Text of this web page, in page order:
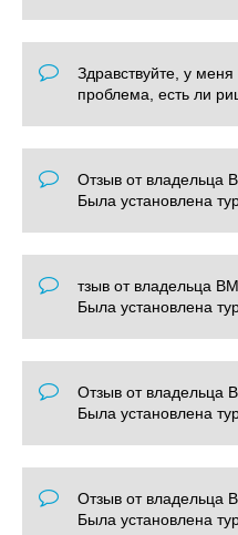
Здравствуйте, у
проблема, есть ли
Отзыв от владельца
Была установлена
тзыв от владельца
Была установлена
Отзыв от владельца
Была установлена
Отзыв от владельца
Была установлена